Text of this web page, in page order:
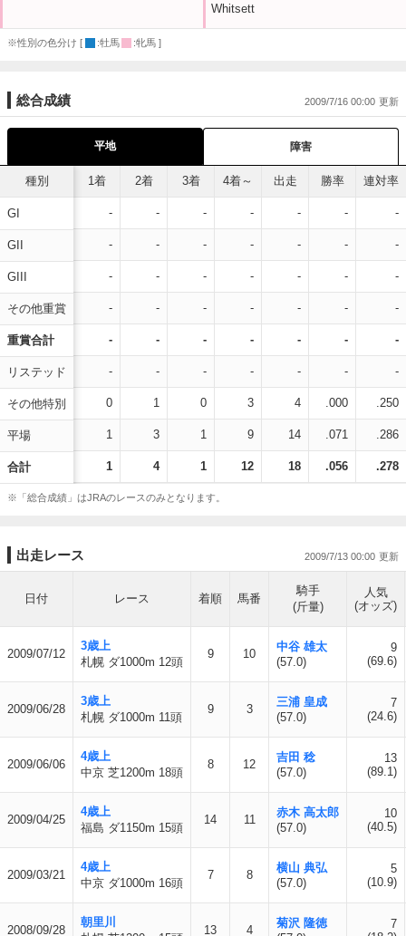
Whitsett
※性別の色分け [ :牡馬 :牝馬 ]
総合成績 2009/7/16 00:00
平地 障害
種別
GI
GII
GIII
その他重賞
重賞合計
リステッド
その他特別
平場
合計
1着 2着 3着 4着～ 出走 勝率 連対率
- - - - - - -
- - - - - - -
- - - - - - -
- - - - - - -
- - - - - - -
- - - - - - -
0 1 0 3 4 .000 .250
1 3 1 9 14 .071 .286
1 4 1 12 18 .056 .278
※「総合成績」はJRAのレースのみとなります。
出走レース 2009/7/13 00:00
日付 レース 着順 馬番
騎手
(斤量)
人気
(オッズ)
2009/07/12
3歳上
札幌 ダ1000m 12頭
9 10
中谷 雄太
(57.0)
9
(69.6)
2009/06/28
3歳上
札幌 ダ1000m 11頭
9 3
三浦 皇成
(57.0)
7
(24.6)
2009/06/06
4歳上
中京 芝1200m 18頭
8 12
吉田 稔
(57.0)
13
(89.1)
2009/04/25
4歳上
福島 ダ1150m 15頭
14 11
赤木 高太郎
(57.0)
10
(40.5)
2009/03/21
4歳上
中京 ダ1000m 16頭
7 8
横山 典弘
(57.0)
5
(10.9)
2008/09/28
朝里川
13 4
菊沢 隆徳
7